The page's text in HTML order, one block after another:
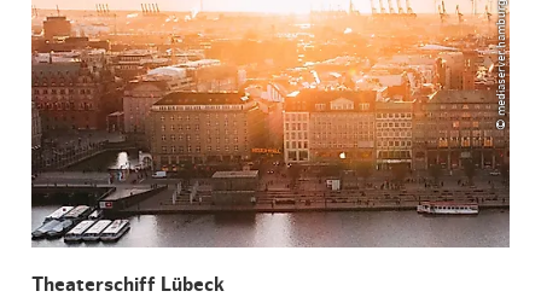
Theaterschiff Lübeck